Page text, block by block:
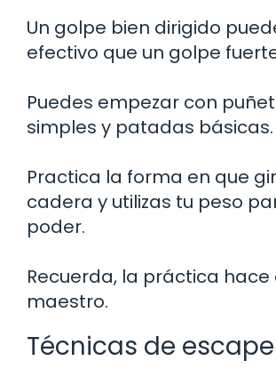
Un golpe bien dirigido
efectivo que un golpe
Puedes empezar con
simples y patadas básicas.
Practica la forma en que
cadera y utilizas tu peso
poder.
Recuerda, la práctica hace
maestro.
Técnicas de escape